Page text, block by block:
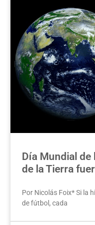
Día Mundial de
de la Tierra
Por Nicolás Foix* Si la
de fútbol, cada